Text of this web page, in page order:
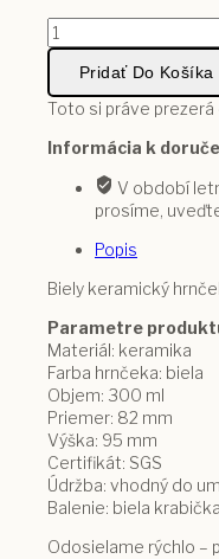
množstvo
Hrnček
Táto
osoba
je
sexy
Pridať Do Košíka
Toto si práve prezerá
Informácia k
V období
prosíme,
Popis
Biely keramický
Parametre
Materiál: keramika
Farba hrnčeka: biela
Objem: 300 ml
Priemer: 82 mm
Výška: 95 mm
Certifikát: SGS
Údržba: vhodný do
Balenie: biela
Odosielame rýchlo –